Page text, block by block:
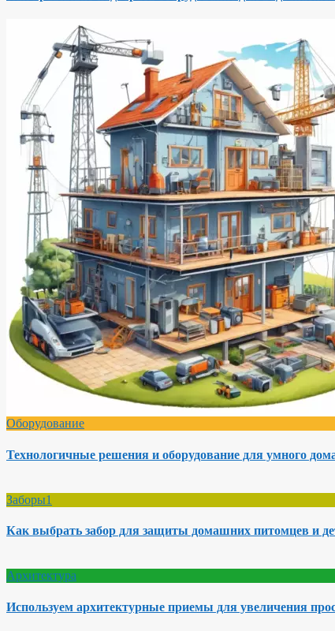
Оборудование
Технологичные решения и оборудование для умного
Заборы1
Как выбрать забор для защиты домашних питомцев и
Архитектура
Используем архитектурные приемы для увеличения